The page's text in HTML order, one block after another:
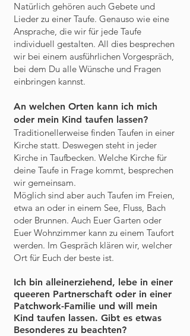
Natürlich gehören auch Gebete und
Lieder zu einer Taufe. Genauso wie eine
Ansprache, die wir für jede Taufe
individuell gestalten. All dies besprechen
wir bei einem ausführlichen Vorgespräch,
bei dem Du alle Wünsche und Fragen
einbringen kannst.
An welchen Orten kann ich mich
oder mein Kind taufen lassen?
Traditionellerweise finden Taufen in einer
Kirche statt. Deswegen steht in jeder
Kirche in Taufbecken. Welche Kirche für
deine Taufe in Frage kommt, besprechen
wir gemeinsam.
Möglich sind aber auch Taufen im Freien,
etwa an oder in einem See, Fluss, Bach
oder Brunnen. Auch Euer Garten oder
Euer Wohnzimmer kann zu einem Taufort
werden. Im Gespräch klären wir, welcher
Ort für Euch der beste ist.
Ich bin alleinerziehend, lebe in einer
queeren Partnerschaft oder in einer
Patchwork-Familie und will mein
Kind taufen lassen. Gibt es etwas
Besonderes zu beachten?